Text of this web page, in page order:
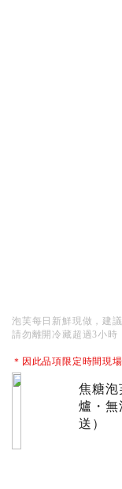
泡芙每日新鮮現做，建
請勿離開冷藏超過3小時
＊因此品項限定時間現
焦糖泡
爐・無
送）